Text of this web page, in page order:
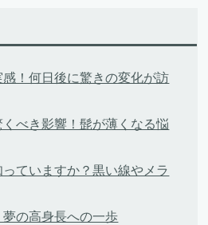
！何日後に驚きの変化が訪
べき影響！髭が薄くなる悩
ていますか？黒い線やメラ
の高身長への一歩